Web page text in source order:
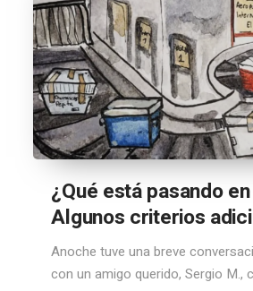
¿Qué está pasando
Algunos criterios
Anoche tuve una breve
con un amigo querido, Sergio M.,